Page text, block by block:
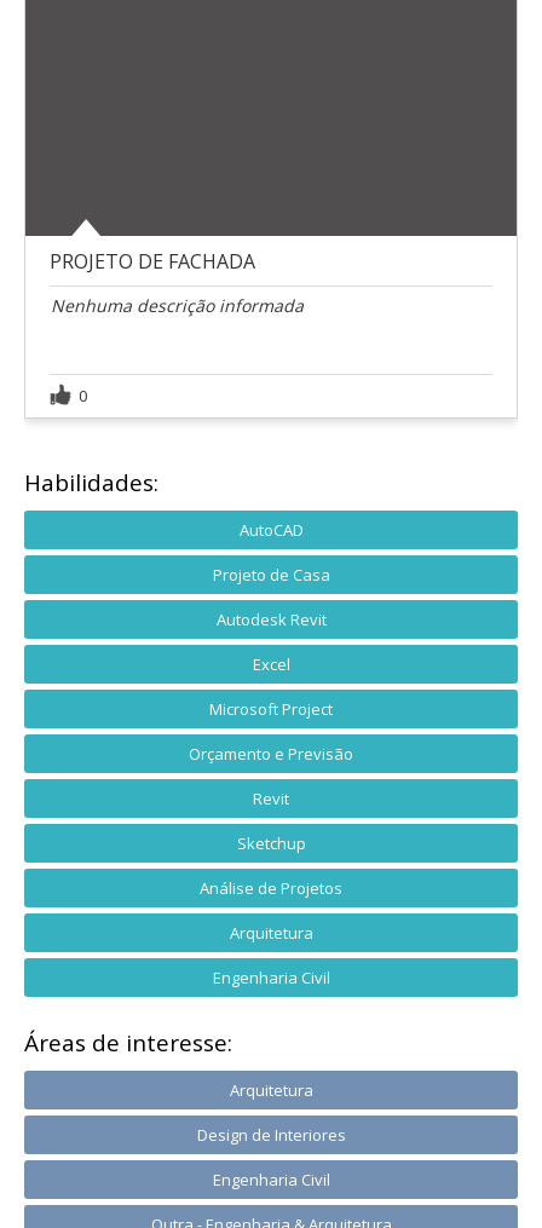
PROJETO DE FACHADA
Nenhuma descrição informada
0
Habilidades:
AutoCAD
Projeto de Casa
Autodesk Revit
Excel
Microsoft Project
Orçamento e Previsão
Revit
Sketchup
Análise de Projetos
Arquitetura
Engenharia Civil
Áreas de interesse:
Arquitetura
Design de Interiores
Engenharia Civil